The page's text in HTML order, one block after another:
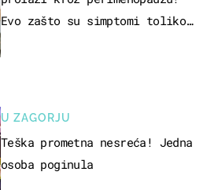
U ZAGORJU
Teška prometna nesreća! Jedna
osoba poginula
Evo zašto su simptomi toliko